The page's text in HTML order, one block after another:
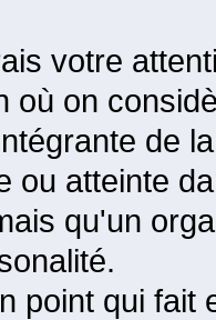
votre
où on
de
ou atteinte
qu'un
point qui fait